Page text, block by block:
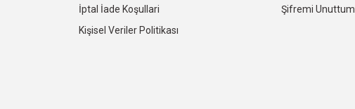
İptal İade Koşullari
Kişisel Veriler Politikası
Şifremi Unuttum